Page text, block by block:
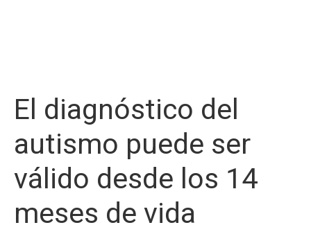
El diagnóstico del
autismo puede ser
válido desde los 14
meses de vida